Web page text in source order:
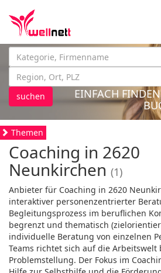
suchen
EINFACH
Themen
Coaching in 2620
Neunkirchen (1)
Anbieter für Coaching in 2620
interaktiver personenzentrierter
Begleitungsprozess im beruflichen
begrenzt und thematisch
individuelle Beratung von einzelnen
Teams richtet sich auf die Arbeitswelt
Problemstellung. Der Fokus im